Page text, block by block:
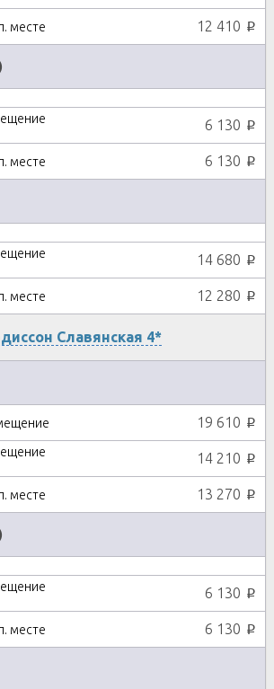
12 410 p
6 130 p
6 130 p
14 680 p
12 280 p
Славянская 4*
19 610 p
14 210 p
13 270 p
6 130 p
6 130 p